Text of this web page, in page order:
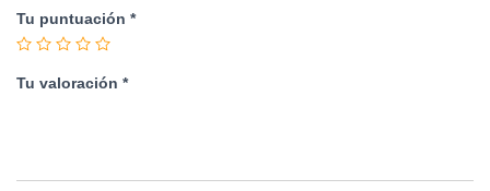
Tu puntuación *
Tu valoración *